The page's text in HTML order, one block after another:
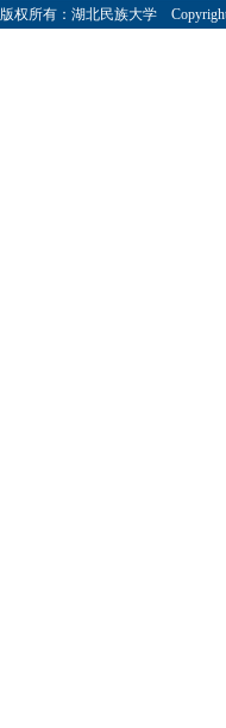
版权所有：湖北民族大学